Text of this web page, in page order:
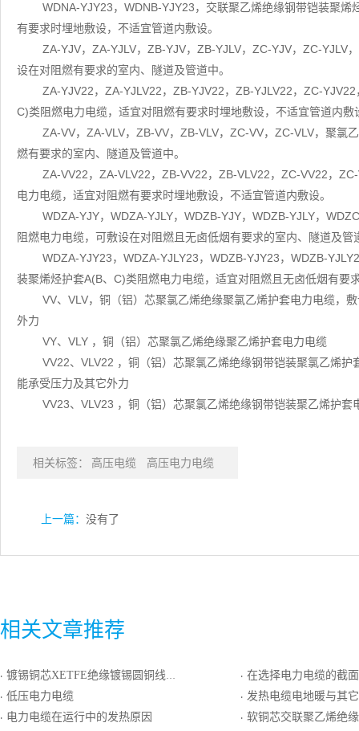
WDNA-YJY23，WDNB-YJY23，交联聚乙烯绝缘钢带铠装聚
有要求时埋地敷设，不适宜管道内敷设。
ZA-YJV，ZA-YJLV，ZB-YJV，ZB-YJLV，ZC-YJV，ZC-YJLV
设在对阻燃有要求的室内、隧道及管道中。
ZA-YJV22，ZA-YJLV22，ZB-YJV22，ZB-YJLV22，ZC-
C)类阻燃电力电缆，适宜对阻燃有要求时埋地敷设，不适宜管道内敷
ZA-VV，ZA-VLV，ZB-VV，ZB-VLV，ZC-VV，ZC-VLV，聚氯
燃有要求的室内、隧道及管道中。
ZA-VV22，ZA-VLV22，ZB-VV22，ZB-VLV22，ZC-VV22，
电力电缆，适宜对阻燃有要求时埋地敷设，不适宜管道内敷设
WDZA-YJY，WDZA-YJLY，WDZB-YJY，WDZB-YJLY，
阻燃电力电缆，可敷设在对阻燃且无卤低烟有要求的室内、隧道
WDZA-YJY23，WDZA-YJLY23，WDZB-YJY23，WDZB-
装聚烯烃护套A(B、C)类阻燃电力电缆，适宜对阻燃且无卤低烟有要
VV、VLV，铜（铝）芯聚氯乙烯绝缘聚氯乙烯护套电力电缆，
外力
VY、VLY ，铜（铝）芯聚氯乙烯绝缘聚乙烯护套电力电缆
VV22、VLV22 ，铜（铝）芯聚氯乙烯绝缘钢带铠装聚氯乙烯
能承受压力及其它外力
VV23、VLV23 ，铜（铝）芯聚氯乙烯绝缘钢带铠装聚乙烯护套
相关标签： 高压电缆 高压电力电缆
上一篇： 没有了
相关文章推荐
· 镀锡铜芯XETFE绝缘镀锡圆铜线编织屏蔽FEP护套轻型电线电缆
· 低压电力电缆
· 电力电缆在运行中的发热原因
· 在选择电力电缆的截面时，
· 发热电缆电地暖与其它电
· 软铜芯交联聚乙烯绝缘铜丝编织屏蔽